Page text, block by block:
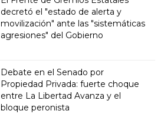
decretó el "estado de alerta y
movilización" ante las "sistemáticas
agresiones" del Gobierno
Debate en el Senado por
Propiedad Privada: fuerte choque
entre La Libertad Avanza y el
bloque peronista